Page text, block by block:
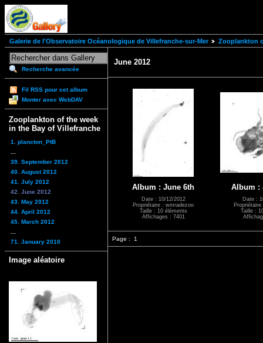
Galerie de l'Observatoire Océanologique de Villefranche-sur-Mer Zooplankton
Recherche avancée
Fil RSS pour cet album
Monter avec WebDAV
Zooplankton of the week
in the Bay of Villefranche
1. plancton_PtB
39. September 2012
40. August 2012
41. July 2012
42. June 2012
43. May 2012
44. April 2012
45. March 2012
71. January 2010
Image aléatoire
June 2012
Album : June 6th
Date : 10/12/2012
Propriétaire : wmradezoo
Taille : 10 éléments
Affichages : 7401
Album :
Date :
Taille :
Page : 1